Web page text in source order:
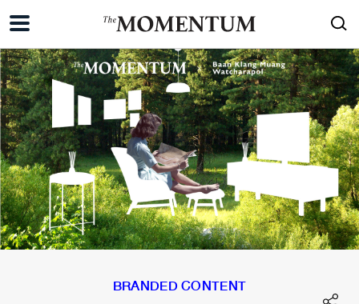
BRANDED CONTENT